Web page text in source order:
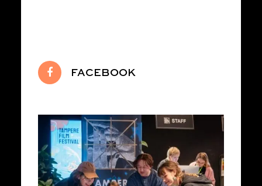
FACEBOOK